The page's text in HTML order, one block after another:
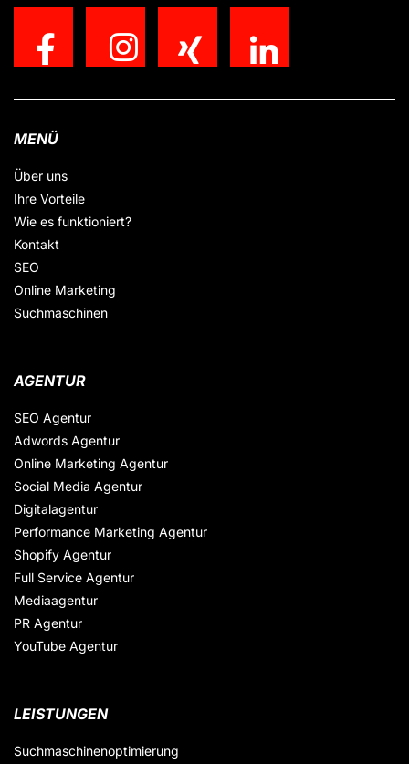
MENÜ
Über uns
Ihre Vorteile
Wie es funktioniert?
Kontakt
SEO
Online Marketing
Suchmaschinen
AGENTUR
SEO Agentur
Adwords Agentur
Online Marketing Agentur
Social Media Agentur
Digitalagentur
Performance Marketing Agentur
Shopify Agentur
Full Service Agentur
Mediaagentur
PR Agentur
YouTube Agentur
LEISTUNGEN
Suchmaschinenoptimierung